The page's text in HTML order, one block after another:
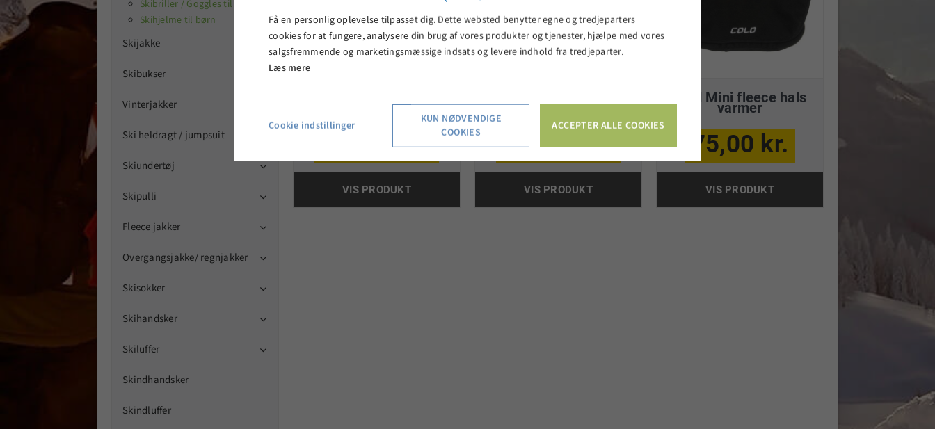
Skibriller / Goggles til børn
Skihjelme til børn
Skijakke
Skibukser
Vinterjakker
Ski heldragt / jumpsuit
Skiundertøj 
Skipulli 
Fleece jakker 
Overgangsjakke/ regnjakker 
Skisokker 
Skihandsker 
Skiluffer 
Skindhandsker
Skindluffer
junior ski bukser-
449,95 kr.
VIS PRODUKT
skihandsker - sort
175,00 kr.
VIS PRODUKT
Cold Mini fleece hals
varmer
75,00 kr.
VIS PRODUKT
Få en personlig oplevelse tilpasset dig. Dette websted benytter egne og tredjeparters
cookies for at fungere, analysere din brug af vores produkter og tjenester, hjælpe med vores
salgsfremmende og marketingsmæssige indsats og levere indhold fra tredjeparter.
Læs mere
Cookie indstillinger
KUN NØDVENDIGE
COOKIES
ACCEPTER ALLE COOKIES